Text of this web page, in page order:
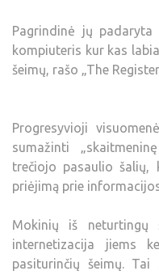
Pagrindinė jų
kompiuteris kur kas
šeimų, rašo „The
Progresyvioji
sumažinti
trečiojo pasaulio šalių,
priėjimą prie
Mokinių iš neturtingų
internetizacija jiems
pasiturinčių šeimų.